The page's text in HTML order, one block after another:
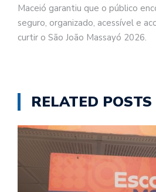
Maceió garantiu que o público
seguro, organizado, acessível e
curtir o São João Massayó 2026.
RELATED POSTS